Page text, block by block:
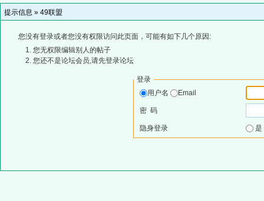
提示信息 » 49联盟
您没有登录或者您没有权限访问此页面，可能有如下几个原因:
您无权限编辑别人的帖子
您还不是论坛会员,请先登录论坛
登录
用户名
Email
密 码
隐身登录